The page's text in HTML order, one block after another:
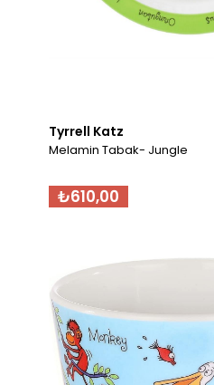
Tyrrell Katz
Melamin Tabak- Jungle
₺610,00